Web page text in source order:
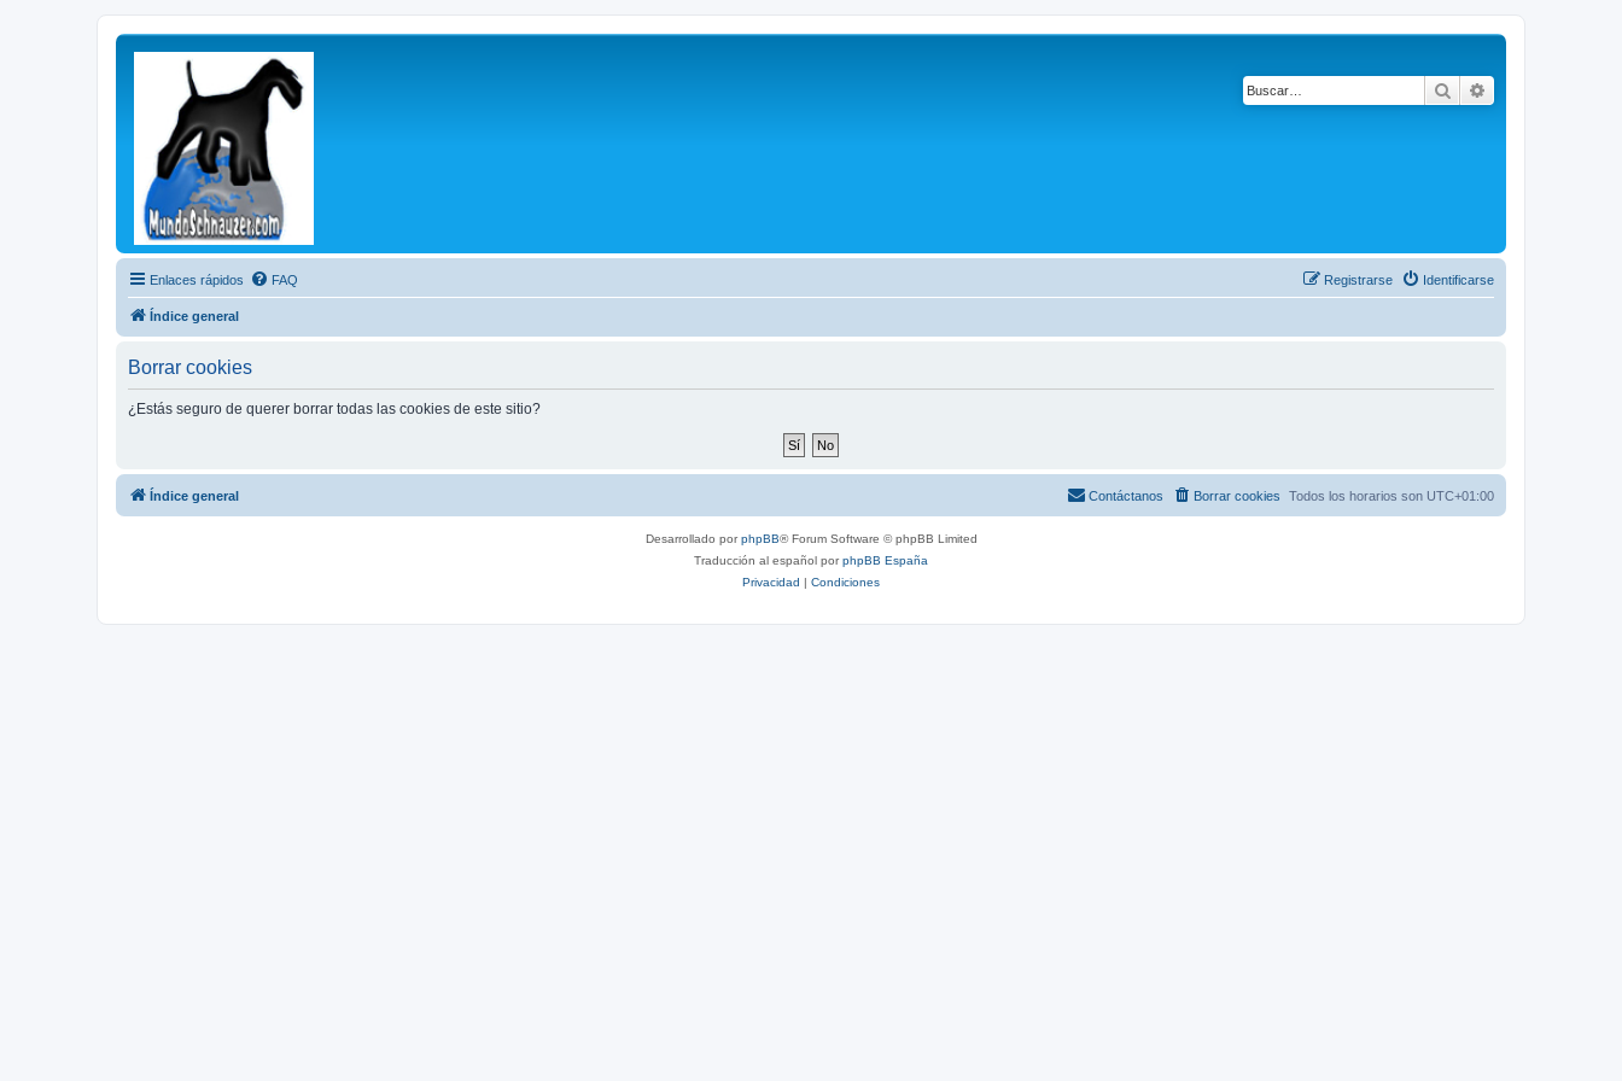
Buscar
Enlaces rápidos FAQ Identificarse
Registrarse
Índice general
Borrar cookies
¿Estás seguro de querer borrar todas las cookies de este sitio?
Índice general Todos los horarios son UTC+01:00
Borrar cookies
Contáctanos
Desarrollado porphpBB® Forum Software © phpBB Limited
Traducción al español porphpBB España
Privacidad | Condiciones